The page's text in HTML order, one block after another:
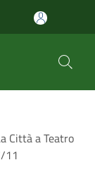
Città a Teatro
11